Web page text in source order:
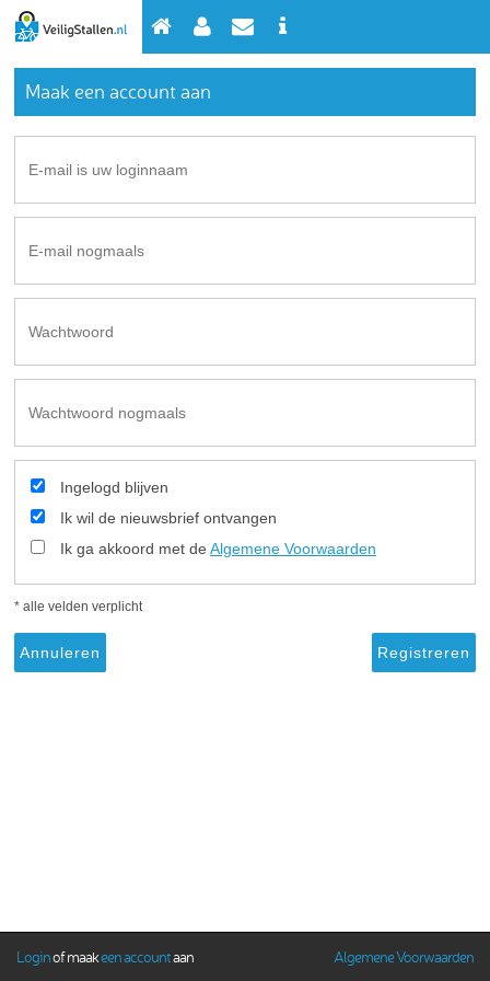
Maak een account aan
Ingelogd blijven
Ik wil de nieuwsbrief ontvangen
Ik ga akkoord met de Algemene Voorwaarden
* alle velden verplicht
Loginof maakeen accountaan Algemene Voorwaarden